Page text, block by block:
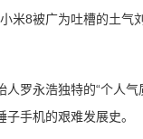
米8被广为吐槽的土气
人罗永浩独特的“个人
手机的艰难发展史。